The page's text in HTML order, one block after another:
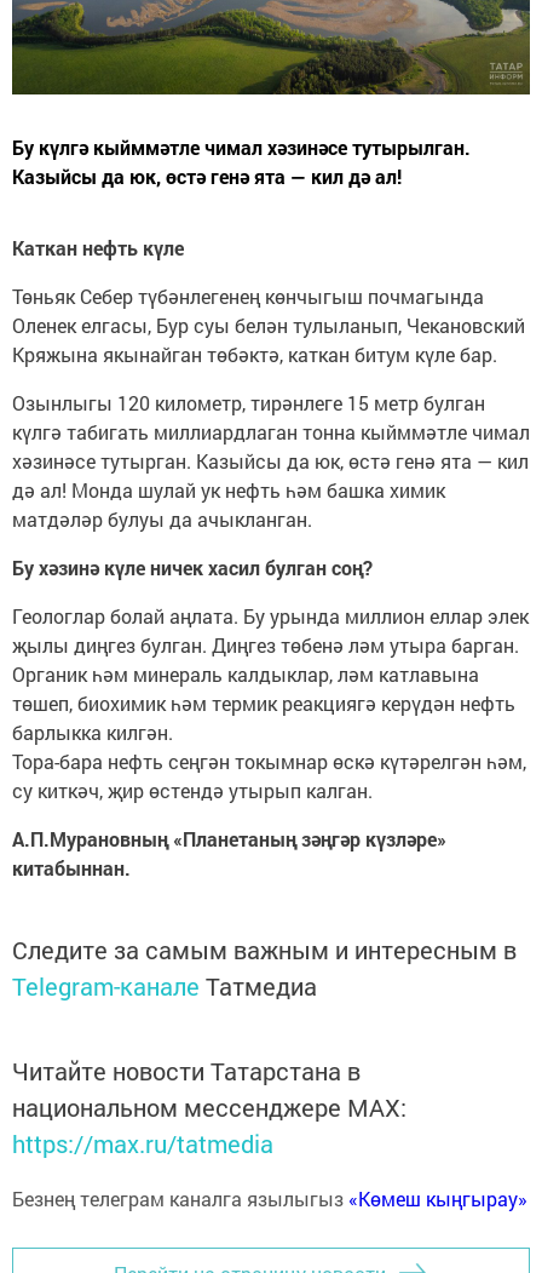
Бу күлгә кыйммәтле чимал хәзинәсе тутырылган.
Казыйсы да юк, өстә генә ята — кил дә ал!
Каткан нефть күле
Төньяк Себер түбәнлегенең көнчыгыш почмагында
Оленек елгасы, Бур суы белән тулыланып, Чекановский
Кряжына якынайган төбәктә, каткан битум күле бар.
Озынлыгы 120 километр, тирәнлеге 15 метр булган
күлгә табигать миллиардлаган тонна кыйммәтле чимал
хәзинәсе тутырган. Казыйсы да юк, өстә генә ята — кил
дә ал! Монда шулай ук нефть һәм башка химик
матдәләр булуы да ачыкланган.
Бу хәзинә күле ничек хасил булган соң?
Геологлар болай аңлата. Бу урында миллион еллар элек
җылы диңгез булган. Диңгез төбенә ләм утыра барган.
Органик һәм минераль калдыклар, ләм катлавына
төшеп, биохимик һәм термик реакциягә керүдән нефть
барлыкка килгән.
Тора-бара нефть сеңгән токымнар өскә күтәрелгән һәм,
су киткәч, җир өстендә утырып калган.
А.П.Мурановның «Планетаның зәңгәр күзләре»
китабыннан.
Следите за самым важным и интересным в
Telegram-канале Татмедиа
Читайте новости Татарстана в
национальном мессенджере MАХ:
https://max.ru/tatmedia
Безнең телеграм каналга язылыгыз «Көмеш кыңгырау»